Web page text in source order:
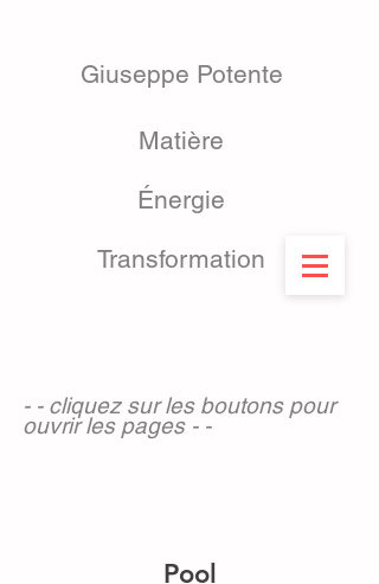
Giuseppe Potente
Matière
Énergie
Transformation
- - cliquez sur les boutons pour
ouvrir les pages - -
Pool